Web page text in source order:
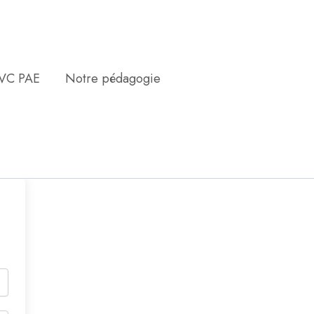
PAE Notre pédagogie